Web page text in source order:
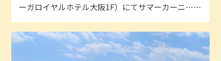
ーガロイヤルホテル大阪1F）にてサマーカーニ……